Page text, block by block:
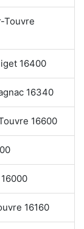
Touvre
16400
16340
16600
16160